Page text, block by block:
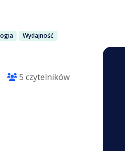
Wydajność
5 czytelników